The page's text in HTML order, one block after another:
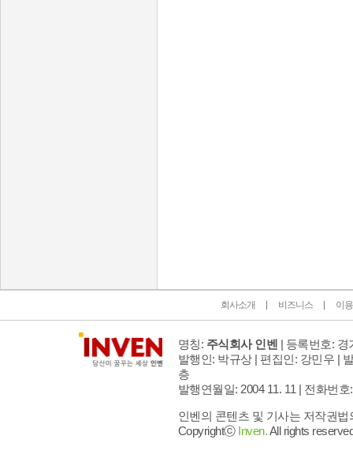
회사소개 비즈니스 이
명칭: 주식회사 인벤 | 등록번호: 경
발행인: 박규상 | 편집인: 강민우 |
층
발행연월일: 2004 11. 11 | 전화번호
인벤의 콘텐츠 및 기사는 저작권
Copyrightⓒ Inven.All rights